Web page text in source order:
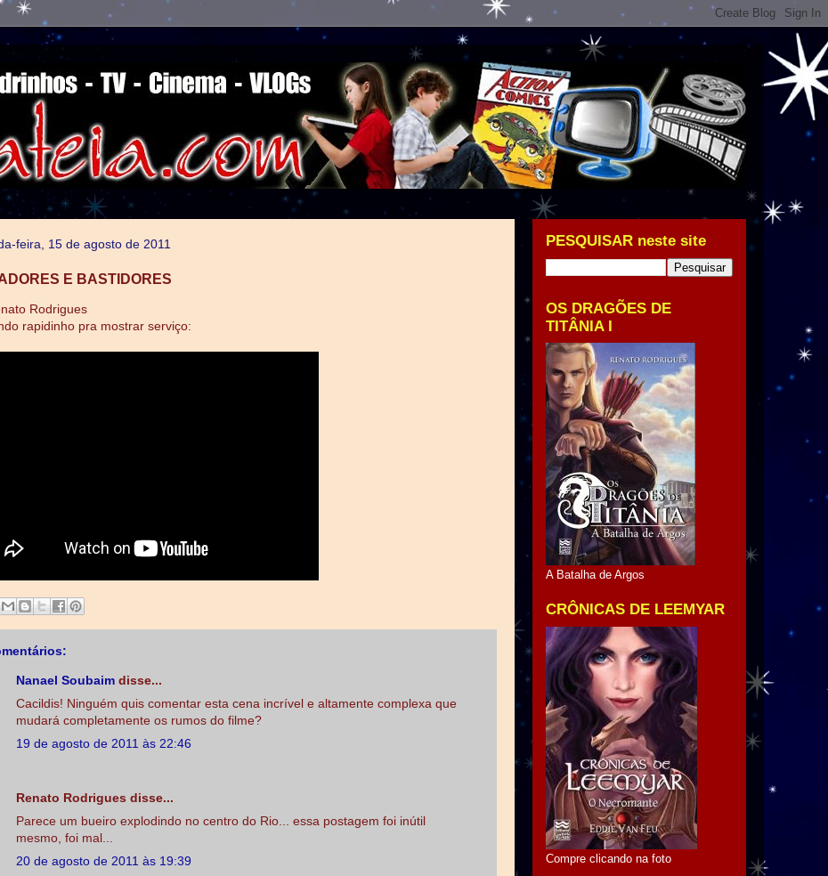
feira, 15 de agosto de 2011
E BASTIDORES
Rodrigues
rapidinho pra mostrar serviço:
Nanael Soubaim disse...
Cacildis! Ninguém quis comentar esta cena incrível e altamente complexa que
mudará completamente os rumos do filme?
19 de agosto de 2011 às 22:46
Renato Rodrigues disse...
Parece um bueiro explodindo no centro do Rio... essa postagem foi inútil
mesmo, foi mal...
20 de agosto de 2011 às 19:39
PESQUISAR neste site
OS DRAGÕES DE
TITÂNIA I
A Batalha de Argos
CRÔNICAS DE LEEMYAR
Compre clicando na foto